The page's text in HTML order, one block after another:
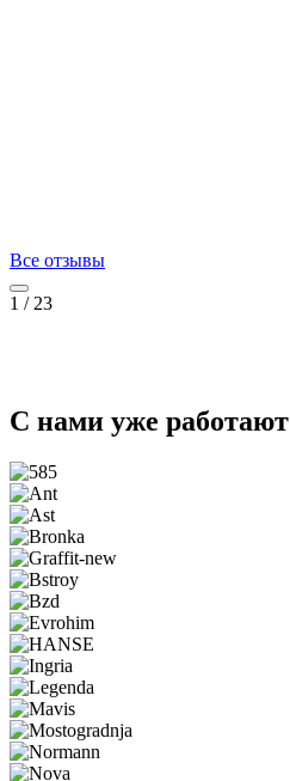
Все отзывы
1 / 23
С нами уже работают